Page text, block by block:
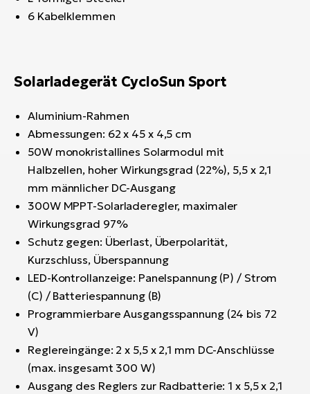
6 Kabelklemmen
Solarladegerät CycloSun Sport
Aluminium-Rahmen
Abmessungen: 62 x 45 x 4,5 cm
50W monokristallines Solarmodul mit
Halbzellen, hoher Wirkungsgrad (22%), 5,5 x 2,1
mm männlicher DC-Ausgang
300W MPPT-Solarladeregler, maximaler
Wirkungsgrad 97%
Schutz gegen: Überlast, Überpolarität,
Kurzschluss, Überspannung
LED-Kontrollanzeige: Panelspannung (P) / Strom
(C) / Batteriespannung (B)
Programmierbare Ausgangsspannung (24 bis 72
V)
Reglereingänge: 2 x 5,5 x 2,1 mm DC-Anschlüsse
(max. insgesamt 300 W)
Ausgang des Reglers zur Radbatterie: 1 x 5,5 x 2,1